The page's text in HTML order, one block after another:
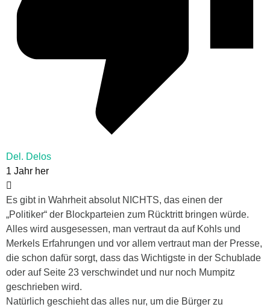
Del. Delos
1 Jahr her
Es gibt in Wahrheit absolut NICHTS, das einen der
„Politiker“ der Blockparteien zum Rücktritt bringen würde.
Alles wird ausgesessen, man vertraut da auf Kohls und
Merkels Erfahrungen und vor allem vertraut man der Presse,
die schon dafür sorgt, dass das Wichtigste in der Schublade
oder auf Seite 23 verschwindet und nur noch Mumpitz
geschrieben wird.
Natürlich geschieht das alles nur, um die Bürger zu